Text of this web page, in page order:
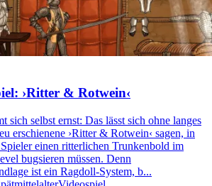
›Ritter & Rotwein‹
sich selbst ernst: Das lässt sich ohne langes
erschienene ›Ritter & Rotwein‹ sagen, in
einen ritterlichen Trunkenbold im
bugsieren müssen. Denn
ist ein Ragdoll-System, b...